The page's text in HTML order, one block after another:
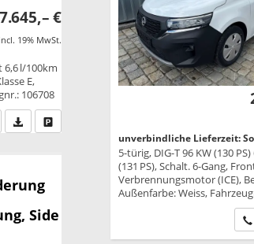
€
incl. 19% MwSt.
l/100km
E,
106708
Wir rufen Sie anPDF-Datei, Fahrzeugexposé drucken
Side
unverbindliche Lieferzeit:
5-türig, DIG-T 96 KW (130
(131 PS), Schalt. 6-Gang,
Verbrennungsmotor (ICE),
Außenfarbe: Weiss,